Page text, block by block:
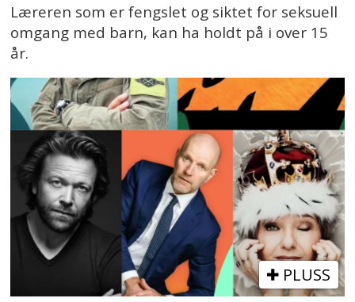
Læreren som er fengslet og siktet for seksuell
omgang med barn, kan ha holdt på i over 15
år.
PLUSS